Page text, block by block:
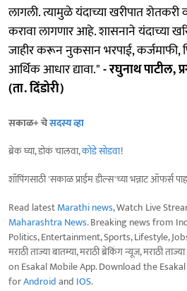
लागली. त्यामुळे यंदाच्या खरीपात शेतकरी
करावा लागणार आहे. शासनाने यंदाच्या
जाहीर करून नुकसान भरपाई, कर्जमाफी,
आर्थिक आधार द्यावा."- रघुनाथ पाटील,
(ता. दिंडोरी)
सकाळ+ चेसदस्य व्हा
ब्रेक घ्या, डोकं चालवा,कोडे सोडवा!
शॉपिंगसाठी 'सकाळ प्राईम डील्स'च्या भन्नाट ऑफर्स
Read latestMarathi news, Watch Live
Maharashtra News. Breaking news from
Politics, Entertainment, Sports, Lifestyle,
मराठी ताज्या बातम्या, मराठी ब्रेकिंग न्यूज, मराठी
on Esakal Mobile App. Download the
forAndroidand IOS.